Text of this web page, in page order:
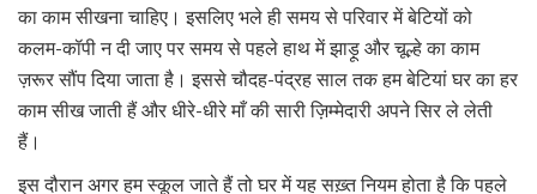
का काम सीखना चाहिए। इसलिए भले ही समय से परिवार में बेटियों को
कलम-कॉपी न दी जाए पर समय से पहले हाथ में झाड़ू और चूल्हे का काम
ज़रूर सौंप दिया जाता है। इससे चौदह-पंद्रह साल तक हम बेटियां घर का हर
काम सीख जाती हैं और धीरे-धीरे माँ की सारी ज़िम्मेदारी अपने सिर ले लेती
हैं।
इस दौरान अगर हम स्कूल जाते हैं तो घर में यह सख़्त नियम होता है कि पहले